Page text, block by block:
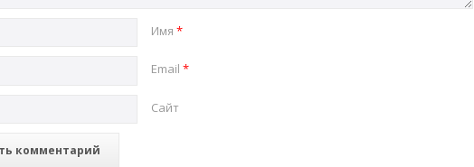
Имя *
Email *
Сайт